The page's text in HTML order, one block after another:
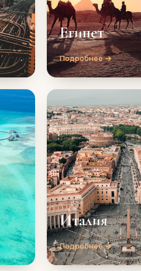
Египет
Подробнее →
Италия
Подробнее →